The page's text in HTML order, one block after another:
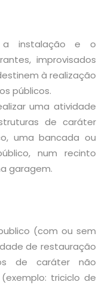
a instalação e o
improvisados
à realização
públicos.
uma atividade
de caráter
uma bancada ou
num recinto
garagem.
(com ou sem
de restauração
de caráter não
triciclo de